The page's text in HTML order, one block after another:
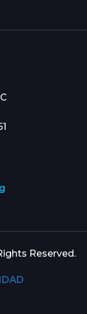
Reserved.